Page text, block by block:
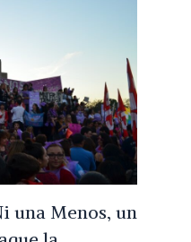
una Menos, un